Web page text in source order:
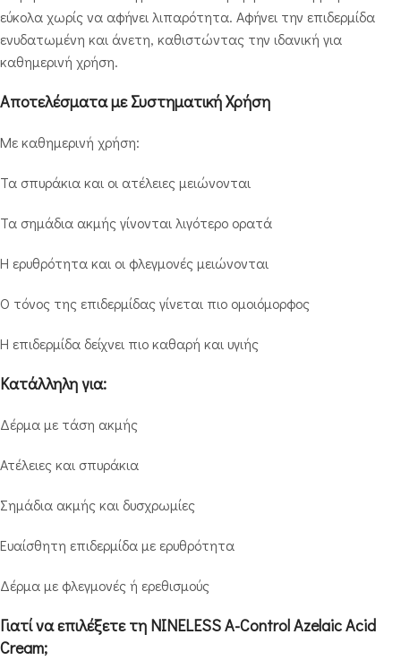
εύκολα χωρίς να αφήνει λιπαρότητα. Αφήνει την επιδερμίδα
ενυδατωμένη και άνετη, καθιστώντας την ιδανική για
καθημερινή χρήση.
Αποτελέσματα με Συστηματική Χρήση
Με καθημερινή χρήση:
Τα σπυράκια και οι ατέλειες μειώνονται
Τα σημάδια ακμής γίνονται λιγότερο ορατά
Η ερυθρότητα και οι φλεγμονές μειώνονται
Ο τόνος της επιδερμίδας γίνεται πιο ομοιόμορφος
Η επιδερμίδα δείχνει πιο καθαρή και υγιής
Κατάλληλη για:
Δέρμα με τάση ακμής
Ατέλειες και σπυράκια
Σημάδια ακμής και δυσχρωμίες
Ευαίσθητη επιδερμίδα με ερυθρότητα
Δέρμα με φλεγμονές ή ερεθισμούς
Γιατί να επιλέξετε τη NINELESS A-Control Azelaic Acid
Cream;